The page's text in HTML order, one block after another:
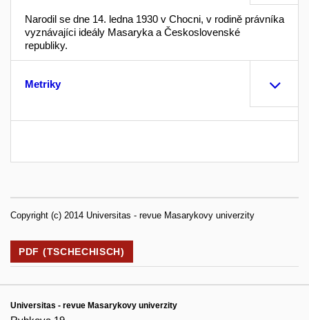
Narodil se dne 14. ledna 1930 v Chocni, v rodině právníka
vyznávajíci ideály Masaryka a Československé
republiky.
Metriky
Copyright (c) 2014 Universitas - revue Masarykovy univerzity
PDF (TSCHECHISCH)
Universitas - revue Masarykovy univerzity